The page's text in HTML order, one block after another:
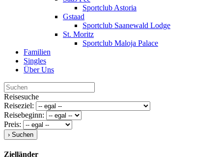
Sportclub Astoria
Gstaad
Sportclub Saanewald Lodge
St. Moritz
Sportclub Maloja Palace
Familien
Singles
Über Uns
Reisesuche
Reiseziel:
Reisebeginn:
Preis:
Zielländer